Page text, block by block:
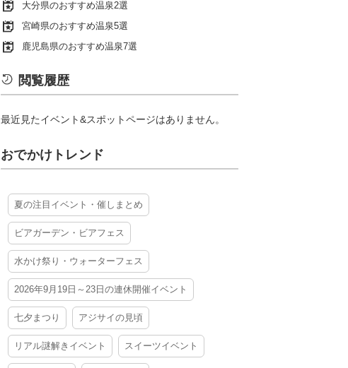
大分県のおすすめ温泉2選
宮崎県のおすすめ温泉5選
鹿児島県のおすすめ温泉7選
閲覧履歴
最近見たイベント&スポットページはありません。
おでかけトレンド
夏の注目イベント・催しまとめ
ビアガーデン・ビアフェス
水かけ祭り・ウォーターフェス
2026年9月19日～23日の連休開催イベント
七夕まつり アジサイの見頃
リアル謎解きイベント スイーツイベント